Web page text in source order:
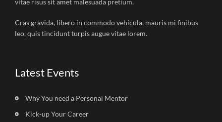
vitae risus sit amet malesuada pretium.
Cras gravida, libero in commodo vehicula, mauris mi finibus
leo, quis tincidunt turpis augue vitae lorem.
Latest Events
Why You need a Personal Mentor
Kick-up Your Career